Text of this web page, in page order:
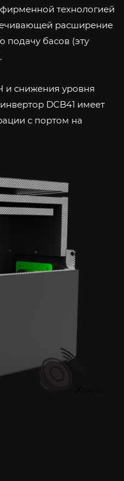
технологией
расширение
басов (эту
и снижения уровня
DCB41 имеет
с портом на